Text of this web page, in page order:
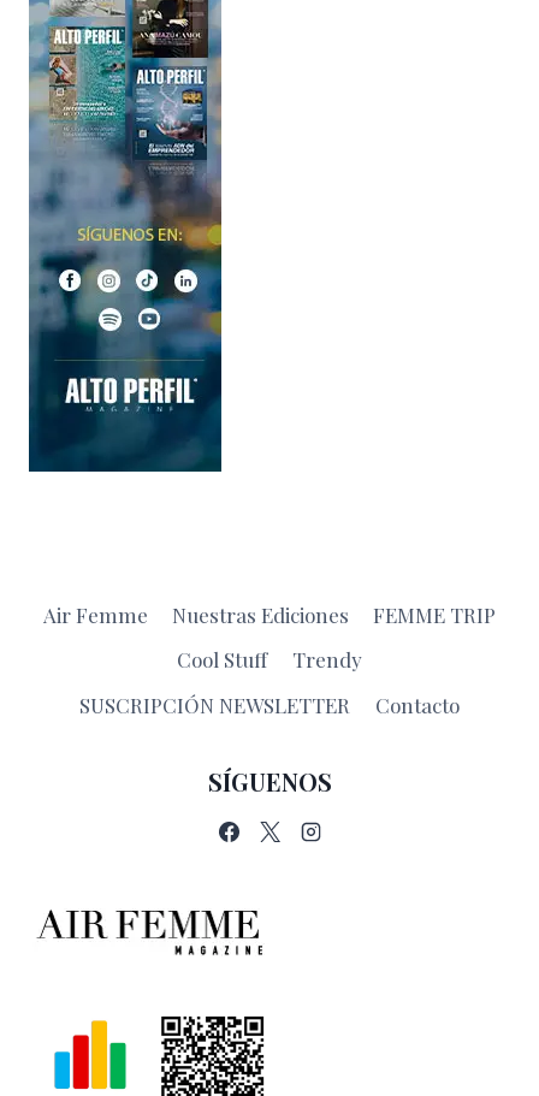
Air Femme Nuestras Ediciones
FEMME TRIP
Cool Stuff
Trendy
SUSCRIPCIÓN NEWSLETTER
Contacto
SÍGUENOS